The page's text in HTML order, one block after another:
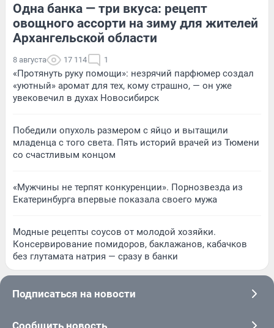
Одна банка — три вкуса: рецепт
овощного ассорти на зиму для жителей
Архангельской области
8 августа 17 114 1
«Протянуть руку помощи»: незрячий парфюмер создал
«уютный» аромат для тех, кому страшно, — он уже
увековечил в духах Новосибирск
Победили опухоль размером с яйцо и вытащили
младенца с того света. Пять историй врачей из Тюмени
со счастливым концом
«Мужчины не терпят конкуренции». Порнозвезда из
Екатеринбурга впервые показала своего мужа
Модные рецепты соусов от молодой хозяйки.
Консервирование помидоров, баклажанов, кабачков
без глутамата натрия — сразу в банки
Подписаться на новости
Сообщить новость